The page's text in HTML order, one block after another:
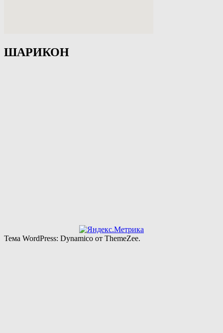
ШАРИКОН
Тема WordPress: Dynamico от ThemeZee.